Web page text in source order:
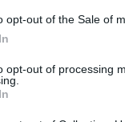
opt-out of the Sale of
opt-out of processing
demanda del
Tortosa com el
i útil per a
i millors serveis,
amb esta